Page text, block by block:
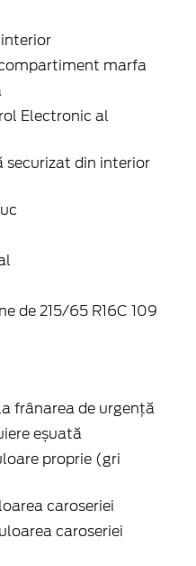
marfa
Electronic al
securizat din interior
de 215/65 R16C 109
frânarea de urgenţă
eșuată
proprie (gri
caroseriei
caroseriei